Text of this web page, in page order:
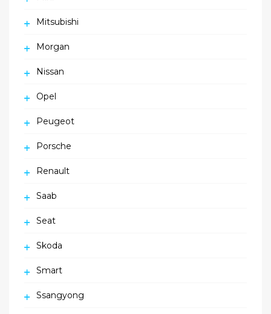
Mitsubishi
Morgan
Nissan
Opel
Peugeot
Porsche
Renault
Saab
Seat
Skoda
Smart
Ssangyong